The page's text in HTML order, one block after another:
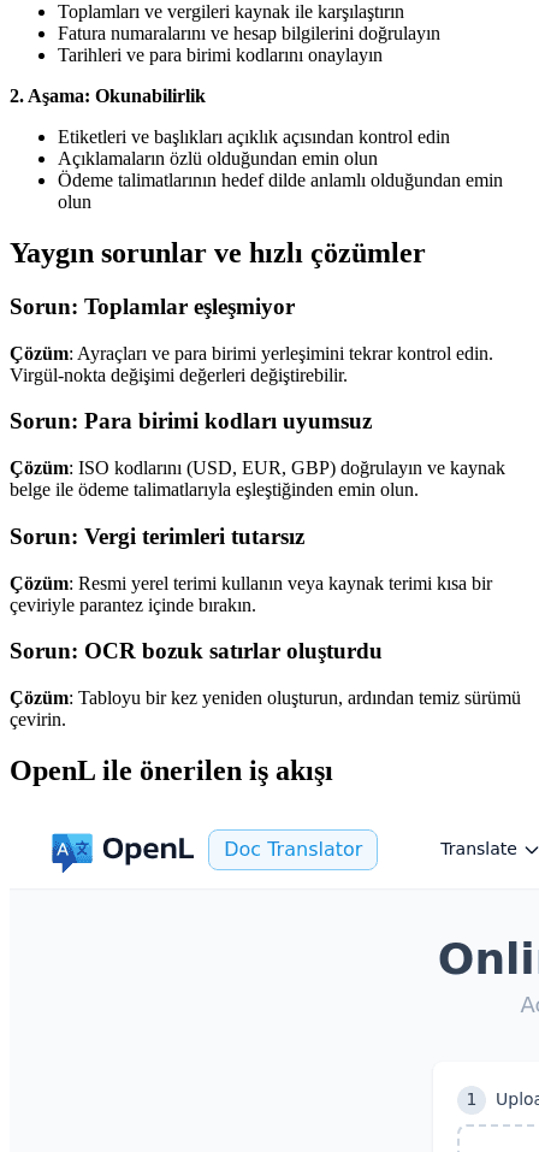
Toplamları ve vergileri kaynak ile karşılaştırın
Fatura numaralarını ve hesap bilgilerini doğrulayın
Tarihleri ve para birimi kodlarını onaylayın
2. Aşama: Okunabilirlik
Etiketleri ve başlıkları açıklık açısından kontrol edin
Açıklamaların özlü olduğundan emin olun
Ödeme talimatlarının hedef dilde anlamlı olduğundan emin
olun
Yaygın sorunlar ve hızlı çözümler
Sorun: Toplamlar eşleşmiyor
Çözüm: Ayraçları ve para birimi yerleşimini tekrar kontrol edin.
Virgül-nokta değişimi değerleri değiştirebilir.
Sorun: Para birimi kodları uyumsuz
Çözüm: ISO kodlarını (USD, EUR, GBP) doğrulayın ve kaynak
belge ile ödeme talimatlarıyla eşleştiğinden emin olun.
Sorun: Vergi terimleri tutarsız
Çözüm: Resmi yerel terimi kullanın veya kaynak terimi kısa bir
çeviriyle parantez içinde bırakın.
Sorun: OCR bozuk satırlar oluşturdu
Çözüm: Tabloyu bir kez yeniden oluşturun, ardından temiz sürümü
çevirin.
OpenL ile önerilen iş akışı